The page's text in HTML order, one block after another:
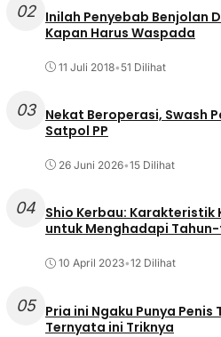
02
Inilah Penyebab Benjolan
Kapan Harus Waspada
11 Juli 2018• 51 Dilihat
03
Nekat Beroperasi, Swash
Satpol PP
26 Juni 2026•15 Dilihat
04 Shio Kerbau: Karakteristik
untuk Menghadapi
10 April 2023•12 Dilihat
05
Pria ini Ngaku Punya
Ternyata ini Triknya